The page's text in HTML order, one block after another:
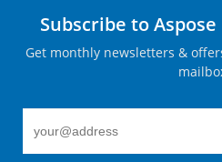
Subscribe to
Get monthly newsletters &